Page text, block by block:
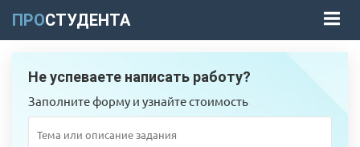
ПРОСТУДЕНТА
Не успеваете написать работу?
Заполните форму и узнайте стоимость